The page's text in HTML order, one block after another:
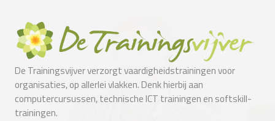
De Trainingsvijver verzorgt vaardigheidstrainingen voor
organisaties, op allerlei vlakken. Denk hierbij aan
computercursussen, technische ICT trainingen en softskill-
trainingen.